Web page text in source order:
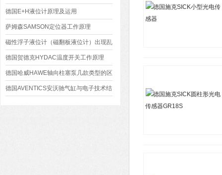
德国E+H液位计原理及运用
萨姆森SAMSON定位器工作原理
磁性浮子液位计（磁翻板液位计）出现乱
磁怎么处理
德国贺德克HYDAC温度开关工作原理
德国哈威HAWE轴向柱塞泵几款类型的区
别与使用
德国AVENTICS安沃驰气缸与电子技术结